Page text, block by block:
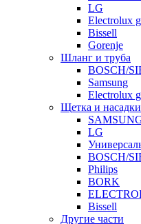
LG
Electrolux
Bissell
Gorenje
Шланг и труба
BOSCH/
Samsung
Electrolux
Щетка и насадки
LG
BOSCH/
Philips
BORK
Bissell
Другие части